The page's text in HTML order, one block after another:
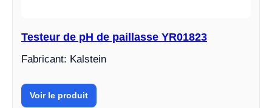
Testeur de pH de paillasse YR01823
Fabricant: Kalstein
Voir le produit